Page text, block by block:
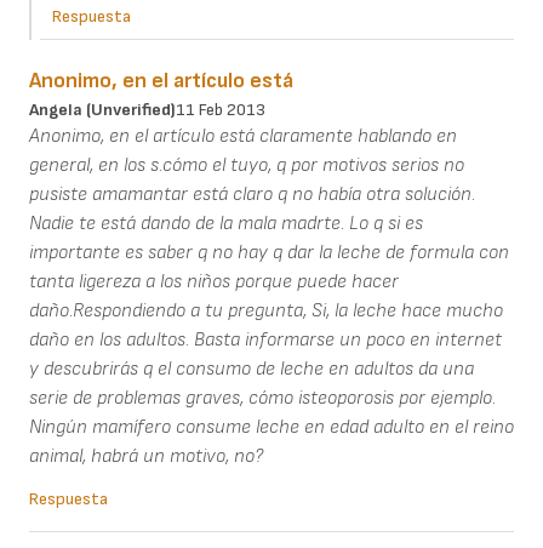
Respuesta
Anonimo, en el artículo está
Angela (unverified)11 Feb 2013
Anonimo, en el artículo está claramente hablando en
general, en los s.cómo el tuyo, q por motivos serios no
pusiste amamantar está claro q no había otra solución.
Nadie te está dando de la mala madrte. Lo q si es
importante es saber q no hay q dar la leche de formula con
tanta ligereza a los niños porque puede hacer
daño.Respondiendo a tu pregunta, Si, la leche hace mucho
daño en los adultos. Basta informarse un poco en internet
y descubrirás q el consumo de leche en adultos da una
serie de problemas graves, cómo isteoporosis por ejemplo.
Ningún mamífero consume leche en edad adulto en el reino
animal, habrá un motivo, no?
Respuesta